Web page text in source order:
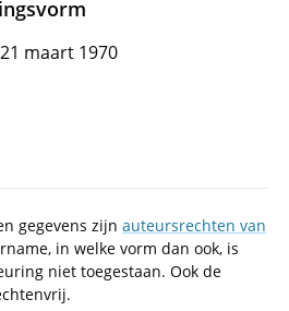
maart 1970
gegevens zijn auteursrechten van
in welke vorm dan ook, is
niet toegestaan. Ook de